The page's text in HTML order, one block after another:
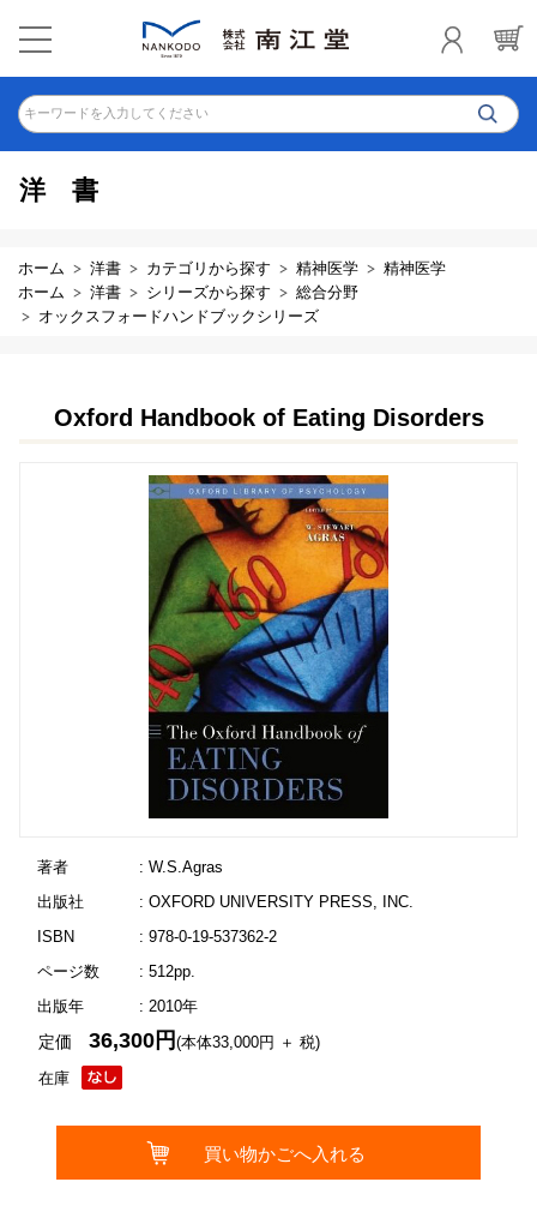
キーワードを入力してください
洋書
ホーム 洋書 カテゴリから探す 精神医学
精神医学
ホーム
洋書 シリーズから探す
総合分野
オックスフォードハンドブックシリーズ
Oxford Handbook of Eating Disorders
著者
: W.S.Agras
出版社
: OXFORD UNIVERSITY PRESS, INC.
ISBN
: 978-0-19-537362-2
ページ数
: 512pp.
出版年
: 2010年
在庫
定価36,300円(本体33,000円 ＋ 税)